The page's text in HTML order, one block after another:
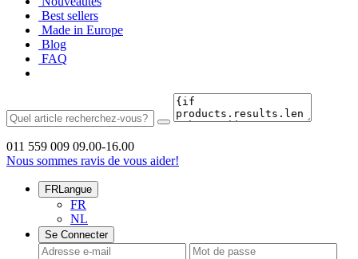
Best sellers
Made in Europe
Blog
FAQ
011 559 009 09.00-16.00
Nous sommes ravis de vous aider!
FRLangue
FR
NL
Se Connecter